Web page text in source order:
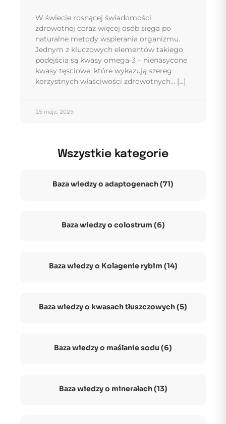
W świecie rosnącej świadomości
zdrowotnej coraz więcej osób sięga po
naturalne metody wspierania organizmu.
Jednym z kluczowych elementów takiego
podejścia są kwasy omega-3 – nienasycone
kwasy tęsciowe, które wykazują szereg
korzystnych właściwości zdrowotnych…
15 maja, 2025
Wszystkie kategorie
Baza wiedzy o adaptogenach (71)
Baza wiedzy o colostrum (6)
Baza wiedzy o Kolagenie rybim (14)
Baza wiedzy o kwasach tłuszczowych (5)
Baza wiedzy o maślanie sodu (6)
Baza wiedzy o minerałach (13)